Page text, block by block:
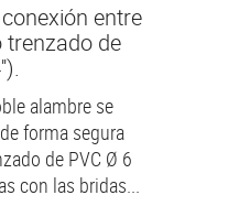
entre
trenzado de
alambre se
forma segura
de PVC Ø 6
con las bridas...